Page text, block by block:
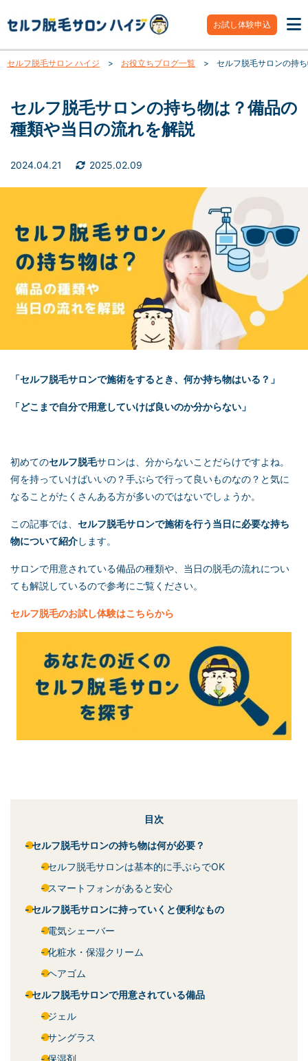
お試し体験申込
セルフ脱毛サロン ハイジ > お役立ちブログ一覧 > セルフ脱毛サロンの持
セルフ脱毛サロンの持ち物は？備品の
種類や当日の流れを解説
2024.04.21 2025.02.09
「セルフ脱毛サロンで施術をするとき、何か持ち物はいる？」
「どこまで自分で用意していけば良いのか分からない」
初めてのセルフ脱毛サロンは、分からないことだらけですよね。
何を持っていけばいいの？手ぶらで行って良いものなの？と気に
なることがたくさんある方が多いのではないでしょうか。
この記事では、 セルフ脱毛サロンで施術を行う当日に必要な持ち
物について紹介します。
サロンで用意されている備品の種類や、当日の脱毛の流れについ
ても解説しているので参考にご覧ください。
セルフ脱毛のお試し体験はこちらから
目次
セルフ脱毛サロンの持ち物は何が必要？
セルフ脱毛サロンは基本的に手ぶらでOK
スマートフォンがあると安心
セルフ脱毛サロンに持っていくと便利なもの
電気シェーバー
化粧水・保湿クリーム
ヘアゴム
セルフ脱毛サロンで用意されている備品
ジェル
サングラス
保湿剤